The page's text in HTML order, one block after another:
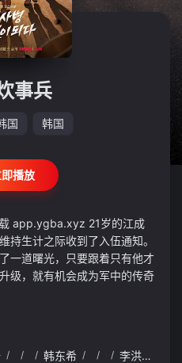
事兵
国 韩国
即播放
app.ygba.xyz 21岁的江成
持生计之际收到了入伍通知。
一道曙光，只要跟着只有他才
级，就有机会成为军中的传奇
/ / / 韩东希 / / / 李洪耐